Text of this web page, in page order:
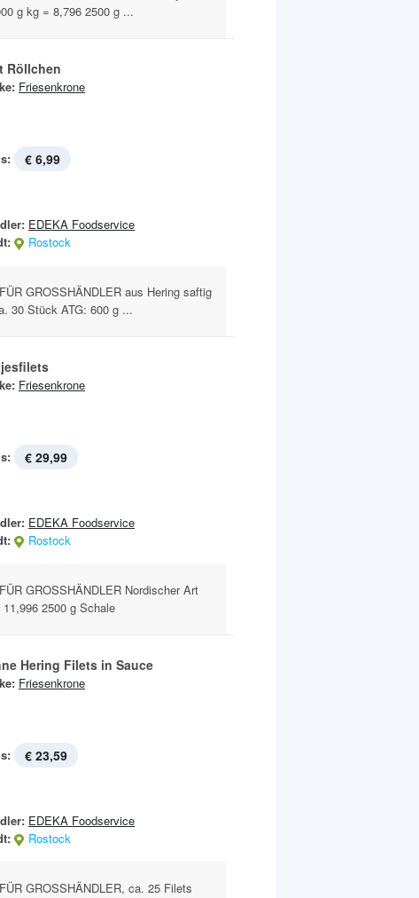
g kg = 8,796 2500 g ...
Röllchen
Friesenkrone
€ 6,99
EDEKA Foodservice
Rostock
GROSSHÄNDLER aus Hering saftig
30 Stück ATG: 600 g ...
Friesenkrone
€ 29,99
EDEKA Foodservice
Rostock
GROSSHÄNDLER Nordischer Art
2500 g Schale
Hering Filets in Sauce
Friesenkrone
€ 23,59
EDEKA Foodservice
Rostock
GROSSHÄNDLER, ca. 25 Filets